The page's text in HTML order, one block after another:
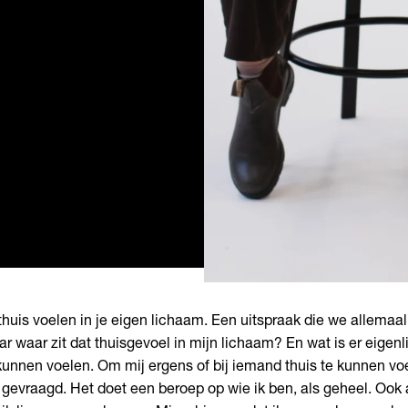
voelen in je eigen lichaam. Een uitspraak die we
waar zit dat thuisgevoel in mijn lichaam? En wat is er
voelen. Om mij ergens of bij iemand thuis te kunnen
Het doet een beroep op wie ik ben, als geheel.